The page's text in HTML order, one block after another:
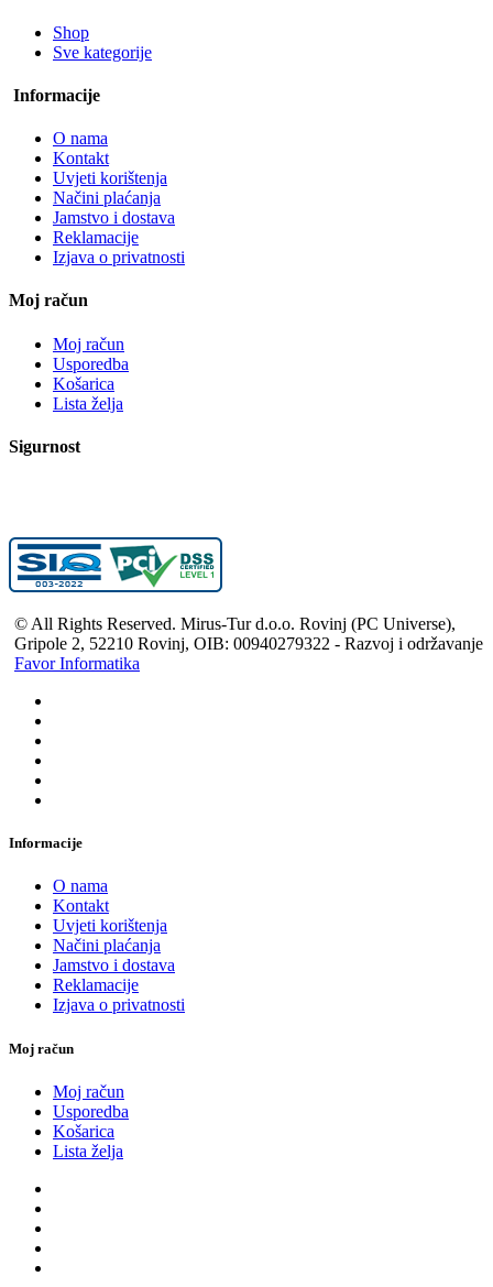
Shop
Sve kategorije
Informacije
O nama
Kontakt
Uvjeti korištenja
Načini plaćanja
Jamstvo i dostava
Reklamacije
Izjava o privatnosti
Moj račun
Moj račun
Usporedba
Košarica
Lista želja
Sigurnost
© All Rights Reserved. Mirus-Tur d.o.o. Rovinj (PC Universe),
Gripole 2, 52210 Rovinj, OIB: 00940279322 - Razvoj i održavanje
Favor Informatika
Informacije
O nama
Kontakt
Uvjeti korištenja
Načini plaćanja
Jamstvo i dostava
Reklamacije
Izjava o privatnosti
Moj račun
Moj račun
Usporedba
Košarica
Lista želja